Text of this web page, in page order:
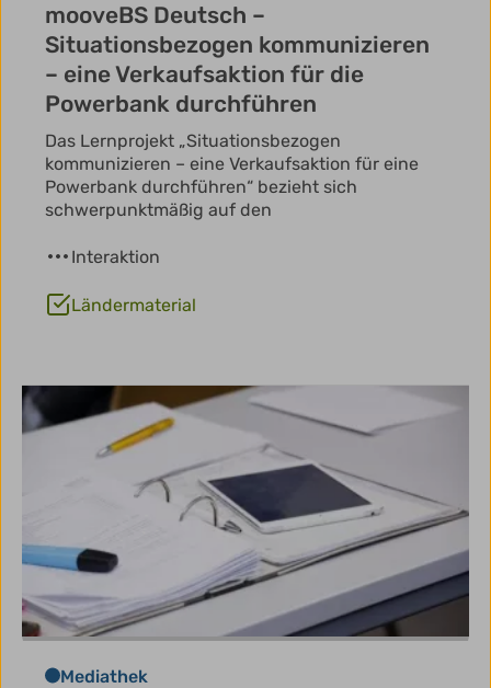
mooveBS Deutsch –
Situationsbezogen kommunizieren
– eine Verkaufsaktion für die
Powerbank durchführen
Das Lernprojekt „Situationsbezogen
kommunizieren – eine Verkaufsaktion für eine
Powerbank durchführen“ bezieht sich
schwerpunktmäßig auf den
Interaktion
Ländermaterial
Mediathek